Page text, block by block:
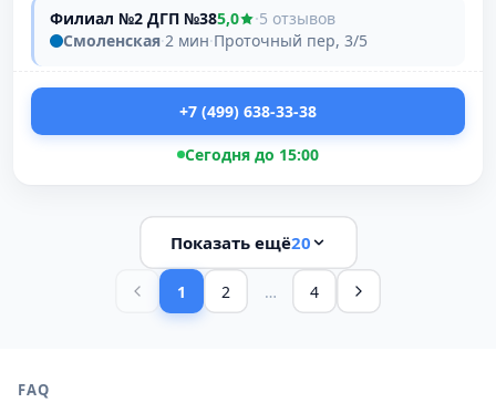
Филиал №2 ДГП №385,0 ·5 отзывов
Смоленская·2 мин·Проточный пер, 3/5
+7 (499) 638-33-38
Сегодня до 15:00
Показать ещё20
1 2 … 4
FAQ